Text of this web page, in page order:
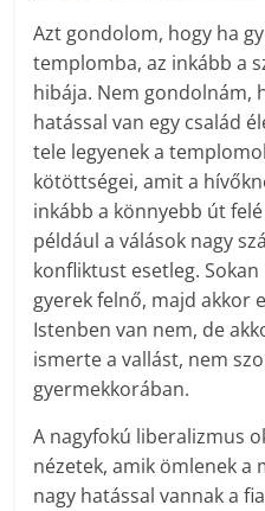
Azt gondolom, hogy ha
templomba, az inkább a
hibája. Nem gondolnám,
hatással van egy család
tele legyenek a
kötöttségei, amit a
inkább a könnyebb út
például a válások nagy
konfliktust esetleg.
gyerek felnő, majd akkor
Istenben van nem, de
ismerte a vallást, nem
gyermekkorában.
A nagyfokú liberalizmus
nézetek, amik ömlenek a
nagy hatással vannak a